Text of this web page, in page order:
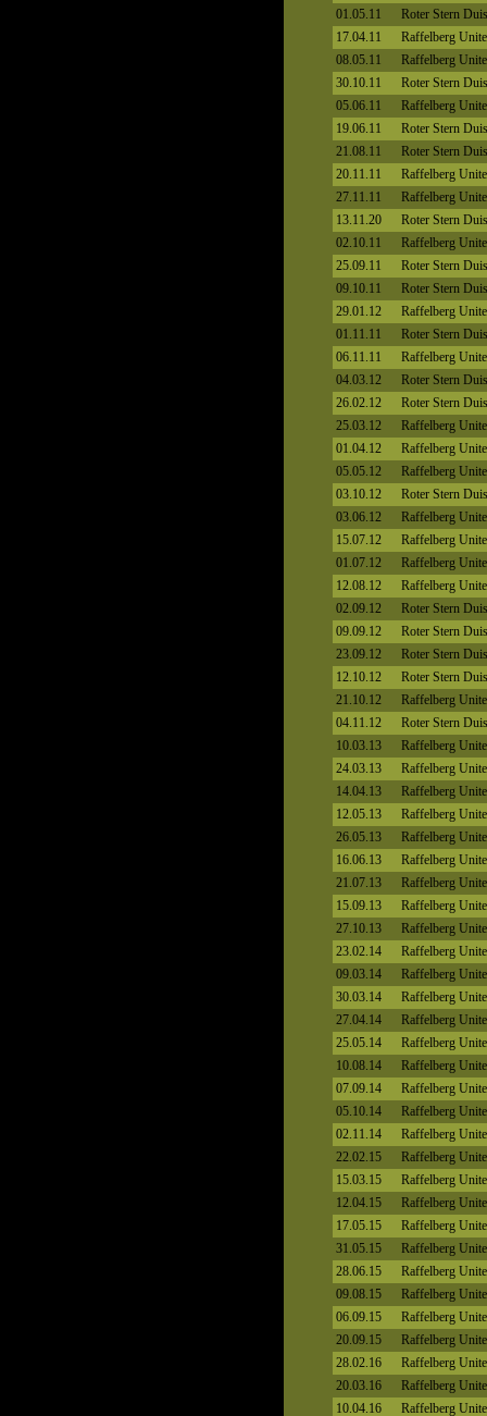
01.05.11
Roter Stern
17.04.11
Raffelberg
08.05.11
Raffelberg
30.10.11
Roter Stern
05.06.11
Raffelberg
19.06.11
Roter Stern
21.08.11
Roter Stern
20.11.11
Raffelberg
27.11.11
Raffelberg
13.11.20
Roter Stern
02.10.11
Raffelberg
25.09.11
Roter Stern
09.10.11
Roter Stern
29.01.12
Raffelberg
01.11.11
Roter Stern
06.11.11
Raffelberg
04.03.12
Roter Stern
26.02.12
Roter Stern
25.03.12
Raffelberg
01.04.12
Raffelberg
05.05.12
Raffelberg
03.10.12
Roter Stern
03.06.12
Raffelberg
15.07.12
Raffelberg
01.07.12
Raffelberg
12.08.12
Raffelberg
02.09.12
Roter Stern
09.09.12
Roter Stern
23.09.12
Roter Stern
12.10.12
Roter Stern
21.10.12
Raffelberg
04.11.12
Roter Stern
10.03.13
Raffelberg
24.03.13
Raffelberg
14.04.13
Raffelberg
12.05.13
Raffelberg
26.05.13
Raffelberg
16.06.13
Raffelberg
21.07.13
Raffelberg
15.09.13
Raffelberg
27.10.13
Raffelberg
23.02.14
Raffelberg
09.03.14
Raffelberg
30.03.14
Raffelberg
27.04.14
Raffelberg
25.05.14
Raffelberg
10.08.14
Raffelberg
07.09.14
Raffelberg
05.10.14
Raffelberg
02.11.14
Raffelberg
22.02.15
Raffelberg
15.03.15
Raffelberg
12.04.15
Raffelberg
17.05.15
Raffelberg
31.05.15
Raffelberg
28.06.15
Raffelberg
09.08.15
Raffelberg
06.09.15
Raffelberg
20.09.15
Raffelberg
28.02.16
Raffelberg
20.03.16
Raffelberg
10.04.16
Raffelberg